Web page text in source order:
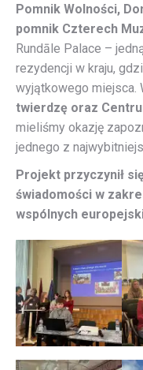
Pomnik Wolności,
pomnik Czterech
Rundāle Palace –
rezydencji w kraju,
wyjątkowego miejsca.
twierdzę oraz
mieliśmy okazję
jednego z
Projekt przyczynił
świadomości w
wspólnych